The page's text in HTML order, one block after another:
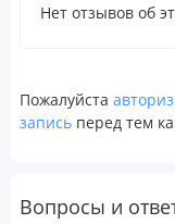
Нет отзывов об
Пожалуйста
запись перед тем
Вопросы и